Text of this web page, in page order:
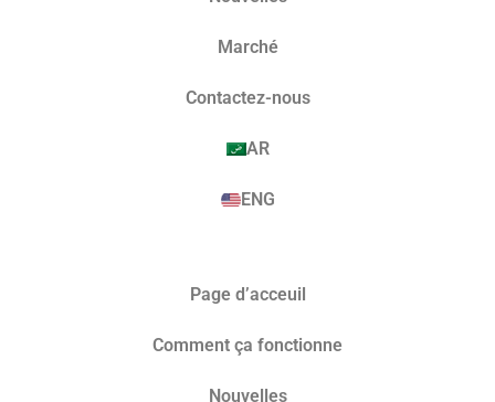
Marché​
Contactez-nous
AR
ENG
Page d’acceuil
Comment ça fonctionne
Nouvelles